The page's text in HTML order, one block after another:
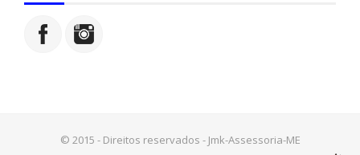
© 2015 - Direitos reservados - Jmk-Assessoria-ME